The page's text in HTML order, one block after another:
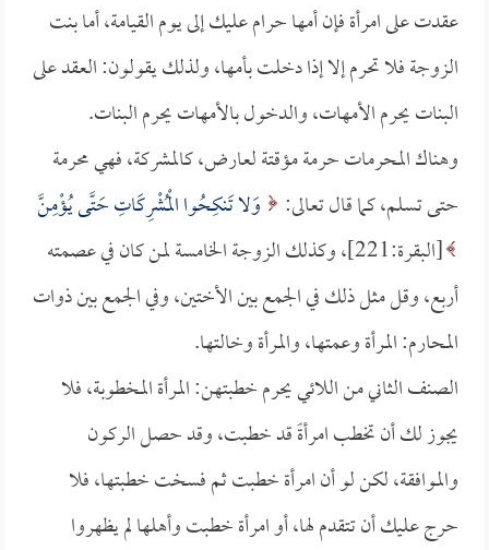
عقدت على امرأة فإن أمها حرام عليك إلى يوم القيامة، أما بنت
الزوجة فلا تحرم إلا إذا دخلت بأمها، ولذلك يقولون: العقد على
البنات يحرم الأمهات، والدخول بالأمهات يحرم البنات.
وهناك المحرمات حرمة مؤقتة لعارض، كالمشركة، فهي محرمة
حتى تسلم، كما قال تعالى:
وَلا تَنكِحُوا الْمُشْرِكَاتِ حَتَّى يُؤْمِنَّ
[البقرة:221]، وكذلك الزوجة الخامسة لمن كان في عصمته
أربع، وقل مثل ذلك في الجمع بين الأختين، وفي الجمع بين ذوات
المحارم: المرأة وعمتها، والمرأة وخالتها.
الصنف الثاني من اللائي يحرم خطبتهن: المرأة المخطوبة، فلا
يجوز لك أن تخطب امرأةً قد خطبت، وقد حصل الركون
والموافقة، لكن لو أن امرأة خطبت ثم فسخت خطبتها، فلا
حرج عليك أن تتقدم لها، أو امرأة خطبت وأهلها لم يظهروا